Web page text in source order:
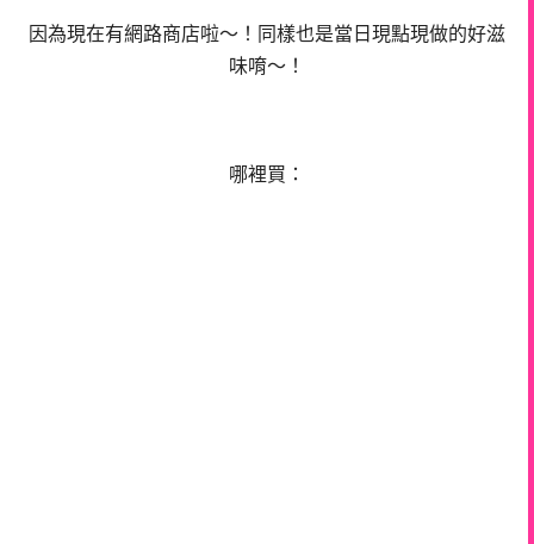
因為現在有網路商店啦～！同樣也是當日現點現做的好滋
味唷～！
哪裡買：